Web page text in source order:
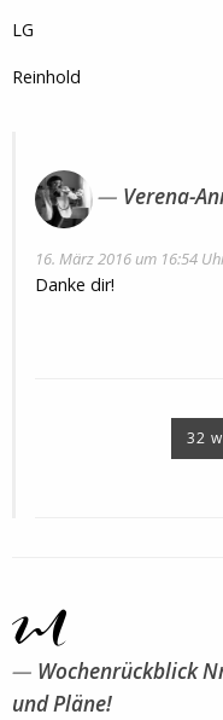
LG
Reinhold
Verena-
16. März 2016 um 16:54
Danke dir!
32
Wochenrückblick
und Pläne!